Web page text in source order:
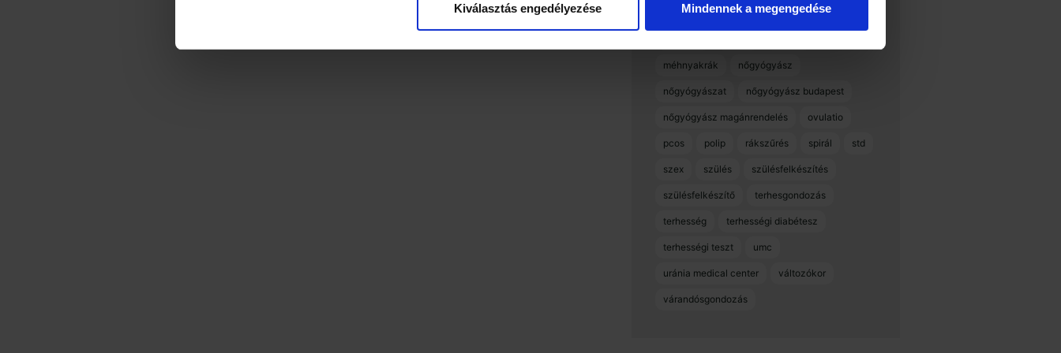
Kiválasztás engedélyezése Mindennek a megengedése
menstruáció késik menstruációs ciklus
méhnyakrák nőgyógyász
nőgyógyászat nőgyógyász budapest
nőgyógyász magánrendelés ovulatio
pcos polip rákszűrés spirál std
szex szülés szülésfelkészítés
szülésfelkészítő terhesgondozás
terhesség terhességi diabétesz
terhességi teszt umc
uránia medical center változókor
várandósgondozás